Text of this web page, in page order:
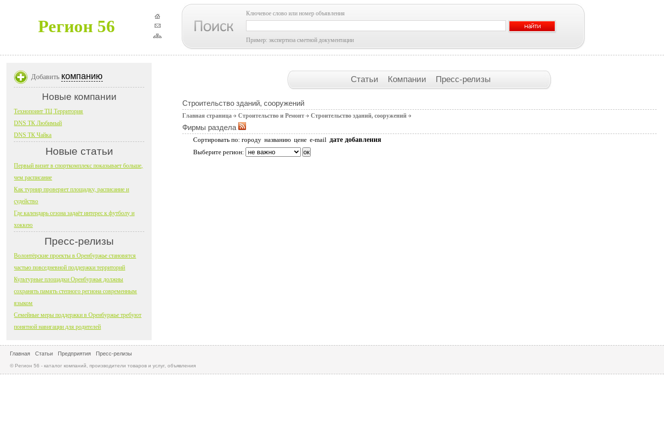
Регион 56
Ключевое слово или номер объявления
Пример: экспертиза сметной документации
Статьи Компании Пресс-релизы
Строительство зданий, сооружений
Главная страница Строительство и Ремонт Строительство зданий, сооружений
Фирмы раздела
Сортировать по: городу названию цене e-mail дате добавления
Выберите регион:
Добавить компанию
Новые компании
Технопоинт ТЦ Территория
DNS ТК Любимый
DNS ТК Чайка
Новые статьи
Первый визит в спорткомплекс показывает больше,
чем расписание
Как турнир проверяет площадку, расписание и
судейство
Где календарь сезона задаёт интерес к футболу и
хоккею
Пресс-релизы
Волонтёрские проекты в Оренбуржье становятся
частью повседневной поддержки территорий
Культурные площадки Оренбуржья должны
сохранять память степного региона современным
языком
Семейные меры поддержки в Оренбуржье требуют
понятной навигации для родителей
Главная Статьи Предприятия Пресс-релизы
© Регион 56 - каталог компаний, производители товаров и услуг, объявления